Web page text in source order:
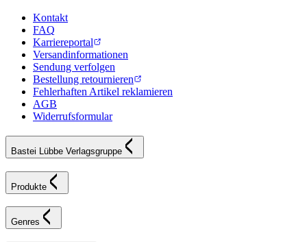
Kontakt
FAQ
Karriereportal
Versandinformationen
Sendung verfolgen
Bestellung retournieren
Fehlerhaften Artikel reklamieren
AGB
Widerrufsformular
Bastei Lübbe Verlagsgruppe
Produkte
Genres